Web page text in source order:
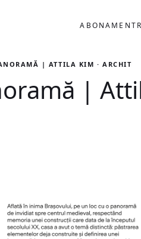
ABONAMENT
| ATTILA KIM ·
|